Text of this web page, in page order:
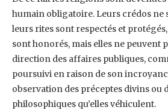
humain obligatoire. Leurs crédos ne
leurs rites sont respectés et
sont honorés, mais elles ne peuvent
direction des affaires publiques,
poursuivi en raison de son
observation des préceptes divins ou
philosophiques qu’elles véhiculent.